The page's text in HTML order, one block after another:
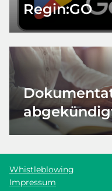
Regin:GO
Whistleblowing
Impressum